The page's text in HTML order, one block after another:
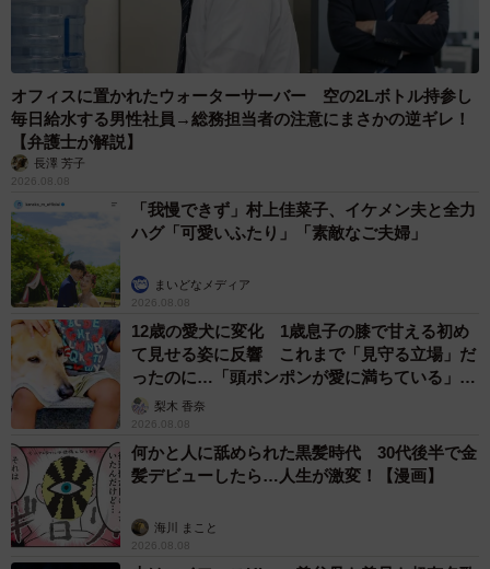
オフィスに置かれたウォーターサーバー 空の2Lボトル持参し
毎日給水する男性社員→総務担当者の注意にまさかの逆ギレ！
【弁護士が解説】
長澤 芳子
2026.08.08
「我慢できず」村上佳菜子、イケメン夫と全力
ハグ「可愛いふたり」「素敵なご夫婦」
まいどなメディア
2026.08.08
12歳の愛犬に変化 1歳息子の膝で甘える初め
て見せる姿に反響 これまで「見守る立場」だ
ったのに…「頭ポンポンが愛に満ちている」
「尊…」
梨木 香奈
2026.08.08
何かと人に舐められた黒髪時代 30代後半で金
髪デビューしたら…人生が激変！【漫画】
海川 まこと
2026.08.08